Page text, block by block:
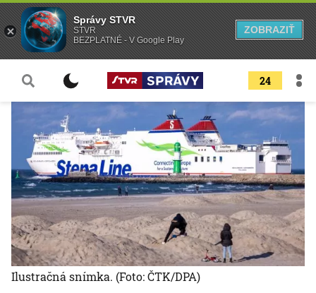
24
Ilustračná snímka. (Foto: ČTK/DPA)
Správy STVR
STVR
BEZPLATNÉ - V Google Play
ZOBRAZIŤ